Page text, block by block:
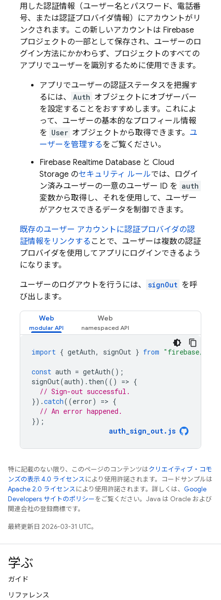
用した認証情報（ユーザー名とパスワード、電話番
号、または認証プロバイダ情報）にアカウントがリ
ンクされます。この新しいアカウントは Firebase
プロジェクトの一部として保存され、ユーザーのロ
グイン方法にかかわらず、プロジェクトのすべての
アプリでユーザーを識別するために使用できます。
アプリでユーザーの認証ステータスを把握す
るには、
Auth オブジェクトにオブザーバー
を設定することをおすすめします。これによ
って、ユーザーの基本的なプロフィール情報
を User オブジェクトから取得できます。 ユ
ーザーを管理するをご覧ください。
Firebase Realtime Database と Cloud
Storage のセキュリティ ルールでは、ログイ
ン済みユーザーの一意のユーザー ID を auth
変数から取得し、それを使用して、ユーザー
がアクセスできるデータを制御できます。
既存のユーザー アカウントに認証プロバイダの認
証情報をリンクする ことで、ユーザーは複数の認証
プロバイダを使用してアプリにログインできるよう
になります。
ユーザーのログアウトを行うには、
signOut を呼
び出します。
Web Web
import { getAuth, signOut } from "firebase/
const auth = getAuth();
signOut(auth). then(() => {
// Sign-out successful.
}).catch((error) => {
// An error happened.
});
auth_sign_out. js
特に記載のない限り、このページのコンテンツはクリエイティブ・コモ
ンズの表示 4.0 ライセンスにより使用許諾されます。コードサンプルは
Apache 2.0 ライセンスにより使用許諾されます。詳しくは、 Google
Developers サイトのポリシーをご覧ください。Java は Oracle および
関連会社の登録商標です。
最終更新日 2026-03-31 UTC。
学ぶ
ガイド
リファレンス